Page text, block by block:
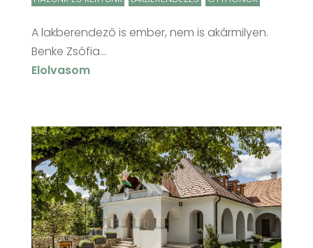
A lakberendező is ember, nem is akármilyen.
Benke Zsófia...
Elolvasom